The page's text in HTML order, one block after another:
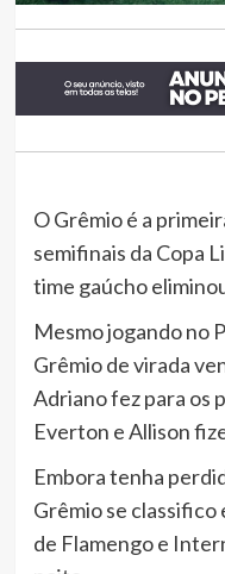
O Grêmio é a
semifinais da Copa
time gaúcho
Mesmo jogando no
Grêmio de virada
Adriano fez para os
Everton e Allison
Embora tenha
Grêmio se classifico
de Flamengo e